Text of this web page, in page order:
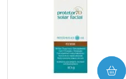
COMPRAR